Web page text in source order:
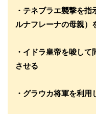
・テネブラエ襲撃を指
ルナフレーナの母親）
・イドラ皇帝を唆し
させる
・グラウカ将軍を利